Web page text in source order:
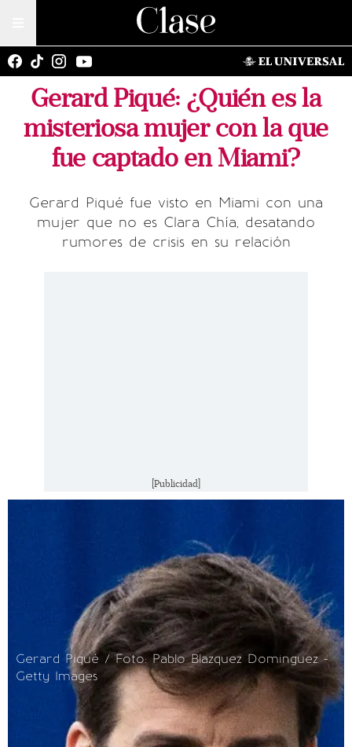
Gerard Piqué: ¿Quién es la
misteriosa mujer con la que
fue captado en Miami?
Gerard Piqué fue visto en Miami con una
mujer que no es Clara Chía, desatando
rumores de crisis en su relación
[Publicidad]
Gerard Piqué / Foto: Pablo Blazquez Dominguez -
Getty Images